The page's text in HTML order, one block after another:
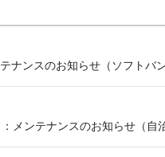
ナンスのお知らせ（ソフトバ
メンテナンスのお知らせ（自